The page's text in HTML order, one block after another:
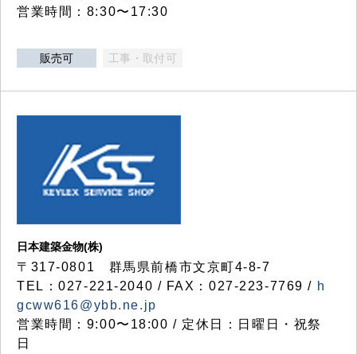
営業時間：8:30〜17:30
販売可 工事・取付可
日本建築金物(株)
〒317‐0801 群馬県前橋市文京町4-8-7
TEL：027-221-2040 / FAX：027-223-7769 / h
gcww616@ybb.ne.jp
営業時間：9:00〜18:00 / 定休日：日曜日・祝祭
日